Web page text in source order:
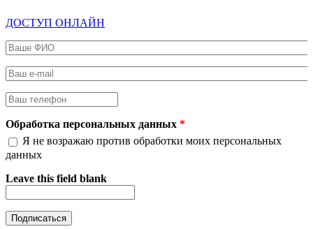
ДОСТУП ОНЛАЙН
Ваше ФИО
Ваш e-mail
Ваш телефон
Обработка персональных данных *
Я не возражаю против обработки моих персональных
данных
Leave this field blank